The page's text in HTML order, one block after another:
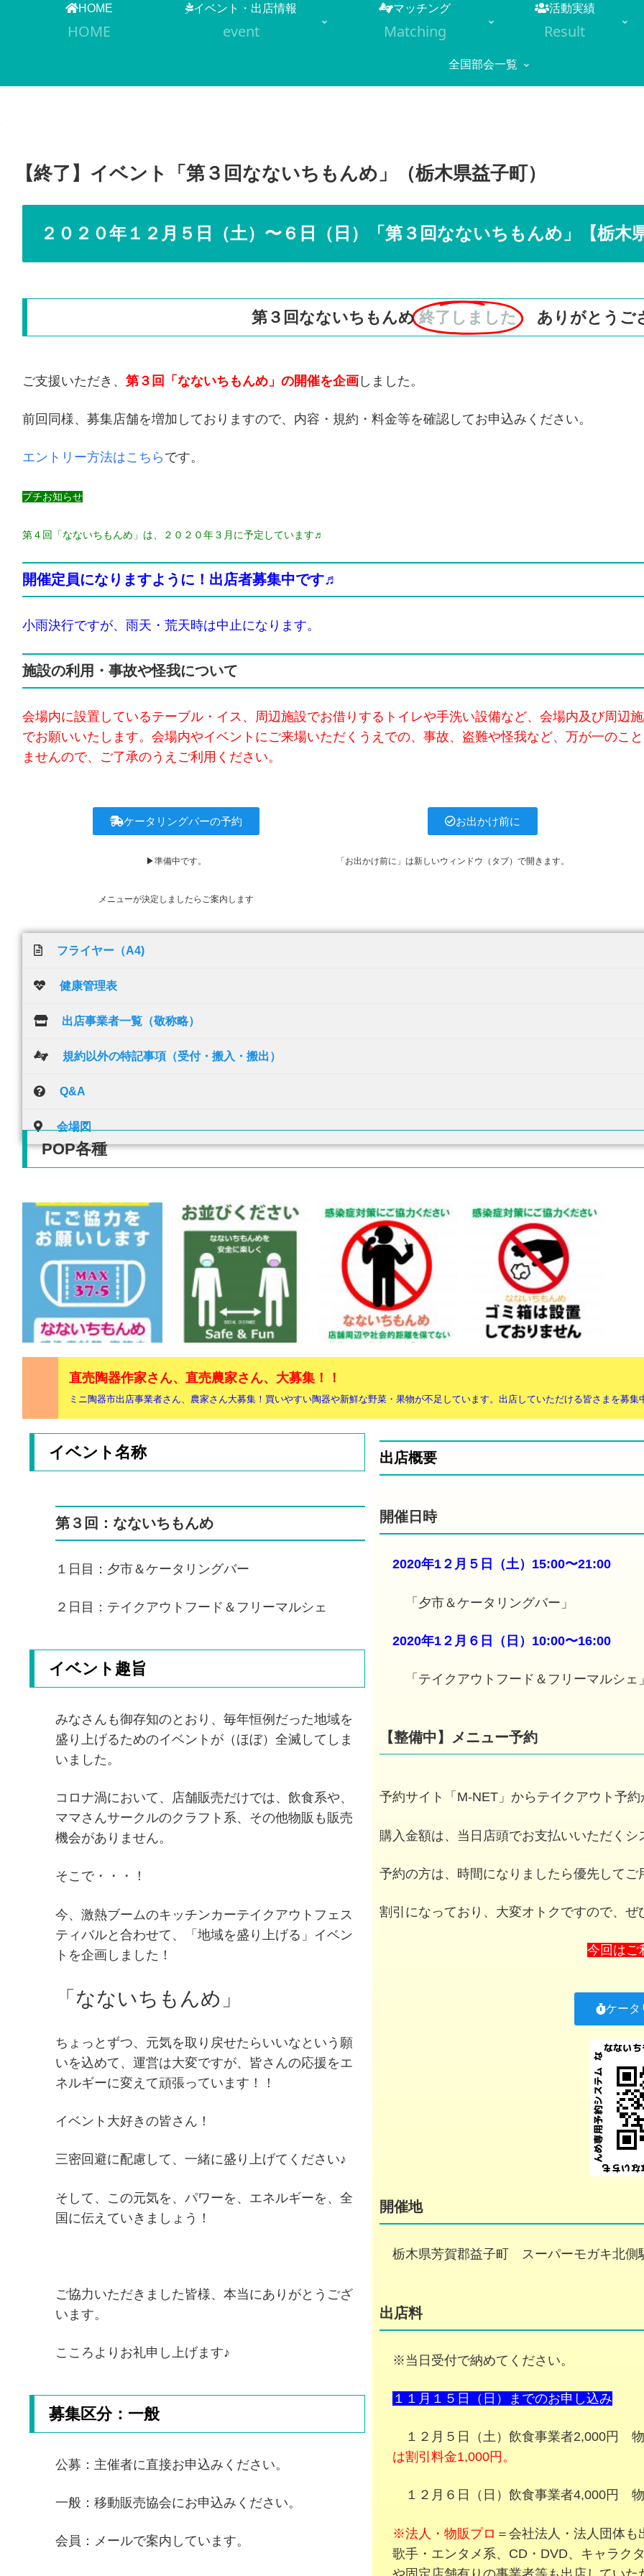
HOME
HOME
イベント・出店情報
event
マッチング
Matching
活動実績
Result
全国部会一覧
【終了】イベント「第３回なないちもんめ」（栃木県益子町）
２０２０年１２月５日（土）〜６日（日）「第３回なないちもんめ」【栃木
第３回なないちもんめ終了しました ありがとうご
ご支援いただき、 第３回「なないちもんめ」の開催を企画 しました。
前回同様、募集店舗を増加しておりますので、内容・規約・料金等を確認してお申込みください。
エントリー方法はこちら です。
プチお知らせ
第４回「なないちもんめ」は、２０２０年３月に予定しています♬
開催定員になりますように！出店者募集中です♬
小雨決行ですが、雨天・荒天時は中止になります。
施設の利用・事故や怪我について
会場内に設置しているテーブル・イス、周辺施設でお借りするトイレや手洗い設備など、会場内及び周辺
でお願いいたします。会場内やイベントにご来場いただくうえでの、事故、盗難や怪我など、万が一のこ
ませんので、ご了承のうえご利用ください。
ケータリングバーの予約
▶準備中です。
メニューが決定しましたらご案内します
お出かけ前に
「お出かけ前に」は新しいウィンドウ（タブ）で開きます。
フライヤー（A4)
健康管理表
出店事業者一覧（敬称略）
規約以外の特記事項（受付・搬入・搬出）
Q&A
会場図
POP各種
直売陶器作家さん、直売農家さん、大募集！！
ミニ陶器市出店事業者さん、農家さん大募集！買いやすい陶器や​新鮮な野菜・果物が不足しています。出店していただける皆さまを募集
イベント名称
第３回：なないちもんめ
１日目：夕市＆ケータリングバー
２日目：テイクアウトフード＆フリーマルシェ
イベント趣旨
みなさんも御存知のとおり、毎年恒例だった地域を
盛り上げるためのイベントが（ほぼ）全滅してしま
いました。
コロナ渦において、店舗販売だけでは、飲食系や、
ママさんサークルのクラフト系、その他物販も販売
機会がありません。
そこで・・・！
今、激熱ブームのキッチンカーテイクアウトフェス
ティバルと合わせて、「地域を盛り上げる」イベン
トを企画しました！
「なないちもんめ」
ちょっとずつ、元気を取り戻せたらいいなという願
いを込めて、運営は大変ですが、皆さんの応援をエ
ネルギーに変えて頑張っています！！
イベント大好きの皆さん！
三密回避に配慮して、一緒に盛り上げてください♪
そして、この元気を、パワーを、エネルギーを、全
国に伝えていきましょう！
ご協力いただきました皆様、本当にありがとうござ
います。
こころよりお礼申し上げます♪
募集区分：一般
公募：主催者に直接お申込みください。
一般：移動販売協会にお申込みください。
会員：メールで案内しています。
出店概要
開催日時
2020年1２月５日（土）15:00〜21:00
「夕市＆ケータリングバー」
2020年1２月６日（日）10:00〜16:00
「テイクアウトフード＆フリーマルシェ
【整備中】メニュー予約
予約サイト「M-NET」からテイクアウト予
購入金額は、当日店頭でお支払いいただくシ
予約の方は、時間になりましたら優先してご
割引になっており、大変オトクですので、
今回はご
ケータ
開催地
栃木県芳賀郡益子町 スーパーモガキ北側
出店料
※当日受付で納めてください。
１１月１５日（日）までのお申し込み
１２月５日（土）飲食事業者2,000円
は割引料金1,000円。
１２月６日（日）飲食事業者4,000円
※法人・物販プロ ＝会社法人・法人団体
歌手・エンタメ系、CD・DVD、キャラク